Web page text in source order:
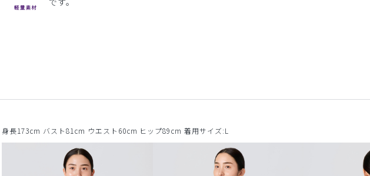
身長173cm バスト81cm ウエスト60cm ヒップ89cm 着用サイズ:L